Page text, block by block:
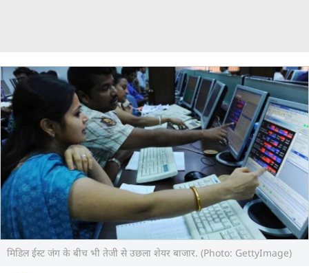
मिडिल ईस्ट जंग के बीच भी तेजी से उछला शेयर बाजार. (Photo: GettyImage)